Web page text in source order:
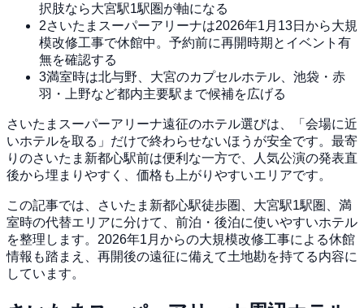
択肢なら大宮駅1駅圏が軸になる
2さいたまスーパーアリーナは2026年1月13日から大規
模改修工事で休館中。予約前に再開時期とイベント有
無を確認する
3満室時は北与野、大宮のカプセルホテル、池袋・赤
羽・上野など都内主要駅まで候補を広げる
さいたまスーパーアリーナ遠征のホテル選びは、「会場に近
いホテルを取る」だけで終わらせないほうが安全です。最寄
りのさいたま新都心駅前は便利な一方で、人気公演の発表直
後から埋まりやすく、価格も上がりやすいエリアです。
この記事では、さいたま新都心駅徒歩圏、大宮駅1駅圏、満
室時の代替エリアに分けて、前泊・後泊に使いやすいホテル
を整理します。2026年1月からの大規模改修工事による休館
情報も踏まえ、再開後の遠征に備えて土地勘を持てる内容に
しています。